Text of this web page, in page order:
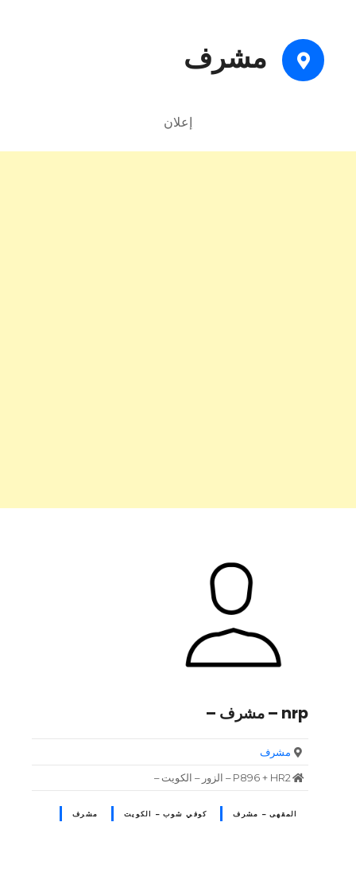
مشرف
إعلان
nrp – مشرف –
مشرف
P896 + HR2 – الزور – الكويت –
المقهى – مشرف كوفي شوب – الكويت مشرف